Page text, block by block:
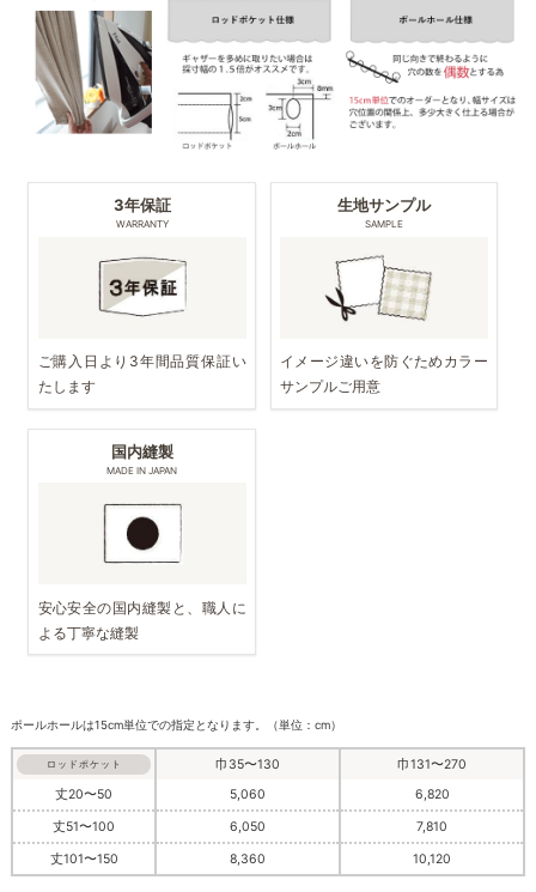
3年保証
WARRANTY
ご購入日より3年間品質保証い
たします
生地サンプル
SAMPLE
イメージ違いを防ぐためカラー
サンプルご用意
国内縫製
MADE IN JAPAN
安心安全の国内縫製と、職人に
よる丁寧な縫製
ポールホールは15cm単位での指定となります。（単位：cm）
ロッドポケット 巾35〜130
巾131〜270
丈20〜50
5,060 6,820
丈51〜100 6,050 7,810
丈101〜150 8,360 10,120